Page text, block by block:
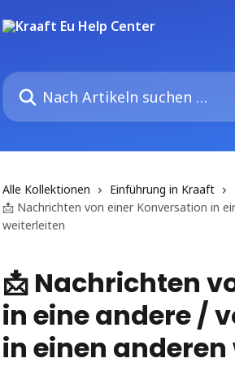
Nach Artikeln suchen …
Alle Kollektionen Einführung in Kraaft
📩 Nachrichten von einer Konversation in
weiterleiten
📩 Nachrichten
in eine andere /
in einen